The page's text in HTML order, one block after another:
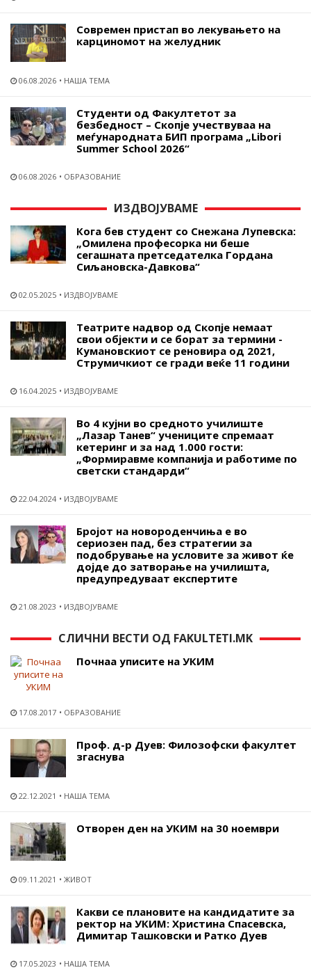
Современ пристап во лекувањето на
карциномот на желудник
06.08.2026 НАША ТЕМА
Студенти од Факултетот за
безбедност – Скопје учествуваа на
меѓународната БИП програма „Libori
Summer School 2026“
06.08.2026 ОБРАЗОВАНИЕ
ИЗДВОЈУВАМЕ
Кога бев студент со Снежана Лупевска:
„Омилена професорка ни беше
сегашната претседателка Гордана
Сиљановска-Давкова“
02.05.2025 ИЗДВОЈУВАМЕ
Театрите надвор од Скопје немаат
свои објекти и се борат за термини -
Кумановскиот се реновира од 2021,
Струмичкиот се гради веќе 11 години
16.04.2025 ИЗДВОЈУВАМЕ
Во 4 кујни во средното училиште
„Лазар Танев“ учениците спремаат
кетеринг и за над 1.000 гости:
„Формиравме компанија и работиме по
светски стандарди“
22.04.2024 ИЗДВОЈУВАМЕ
Бројот на новороденчиња е во
сериозен пад, без стратегии за
подобрување на условите за живот ќе
дојде до затворање на училишта,
предупредуваат експертите
21.08.2023 ИЗДВОЈУВАМЕ
СЛИЧНИ ВЕСТИ ОД FAKULTETI.MK
Почнаа уписите на УКИМ
17.08.2017 ОБРАЗОВАНИЕ
Проф. д-р Дуев: Филозофски факултет
згаснува
22.12.2021 НАША ТЕМА
Отворен ден на УКИМ на 30 ноември
09.11.2021 ЖИВОТ
Какви се плановите на кандидатите за
ректор на УКИМ: Христина Спасевска,
Димитар Ташковски и Ратко Дуев
17.05.2023 НАША ТЕМА